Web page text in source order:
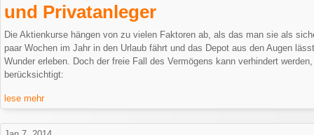
und Privatanleger
Die Aktienkurse hängen von zu vielen Faktoren ab, als das man sie als
paar Wochen im Jahr in den Urlaub fährt und das Depot aus den Augen
Wunder erleben. Doch der freie Fall des Vermögens kann verhindert
berücksichtigt:
lese mehr